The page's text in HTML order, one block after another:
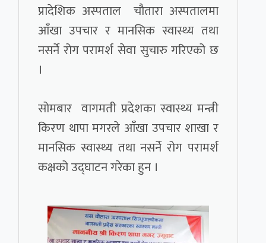
प्रादेशिक अस्पताल चौतारा अस्पतालमा
आँखा उपचार र मानसिक स्वास्थ्य तथा
नसर्ने रोग परामर्श सेवा सुचारु गरिएको छ
।
सोमबार वागमती प्रदेशका स्वास्थ्य मन्त्री
किरण थापा मगरले आँखा उपचार शाखा र
मानसिक स्वास्थ्य तथा नसर्ने रोग परामर्श
कक्षको उद्घाटन गरेका हुन ।